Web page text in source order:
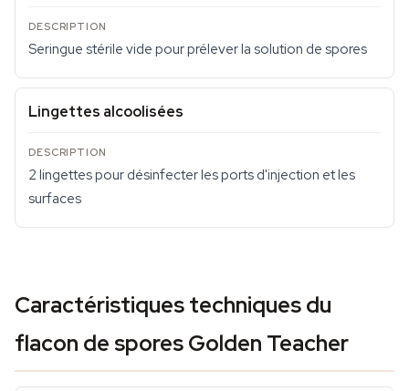
Seringue stérile vide pour prélever la solution de spores
Lingettes alcoolisées
2 lingettes pour désinfecter les ports d'injection et les
surfaces
Caractéristiques techniques du
flacon de spores Golden Teacher